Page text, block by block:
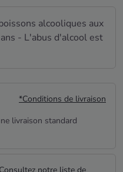
alcooliques aux
- L'abus d'alcool est
*Conditions de livraison
livraison standard